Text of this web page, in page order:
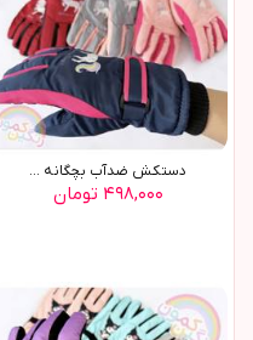
دستکش ضدآب بچگانه ...
۴۹۸,۰۰۰ تومان